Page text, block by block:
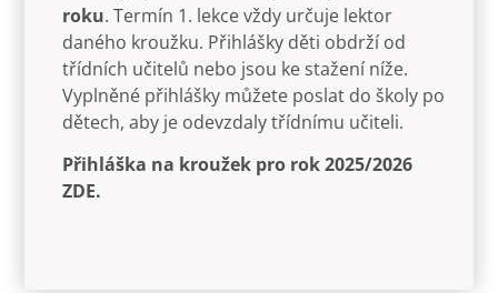
roku. Termín 1. lekce vždy určuje lektor
daného kroužku. Přihlášky děti obdrží od
třídních učitelů nebo jsou ke stažení níže.
Vyplněné přihlášky můžete poslat do školy po
dětech, aby je odevzdaly třídnímu učiteli.
Přihláška na kroužek pro rok 2025/2026
ZDE.